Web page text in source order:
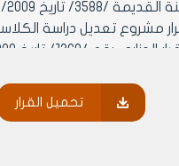
/3588/ تاريخ 16/7/2009 .
/2/:إقرار مشروع تعديل دراسة
من قبل مديرية المدينة
العمرانية لجزء الحديقة
تحميل القرار